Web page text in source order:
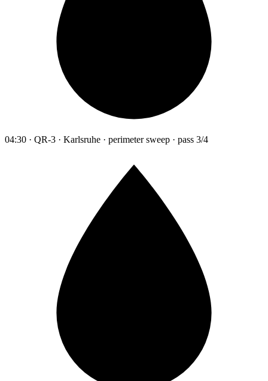
04:30 · QR-3 · Karlsruhe · perimeter sweep · pass 3/4